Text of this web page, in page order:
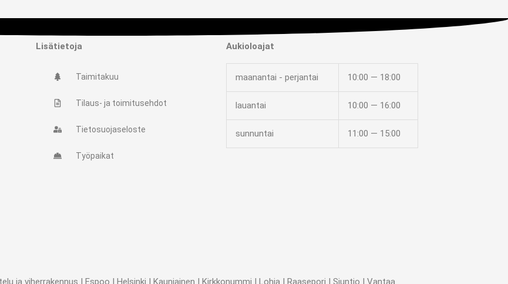
Lisätietoja
Taimitakuu
Tilaus- ja toimitusehdot
Tietosuojaseloste
Työpaikat
Aukioloajat
maanantai - perjantai 10:00 — 18:00
lauantai 10:00 — 16:00
sunnuntai 11:00 — 15:00
ja viherrakennus | Espoo | Helsinki | Kauniainen | Kirkkonummi | Lohja | Raasepori | Siuntio | Vantaa